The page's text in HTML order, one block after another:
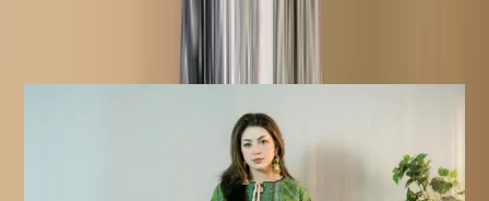
Similar Products